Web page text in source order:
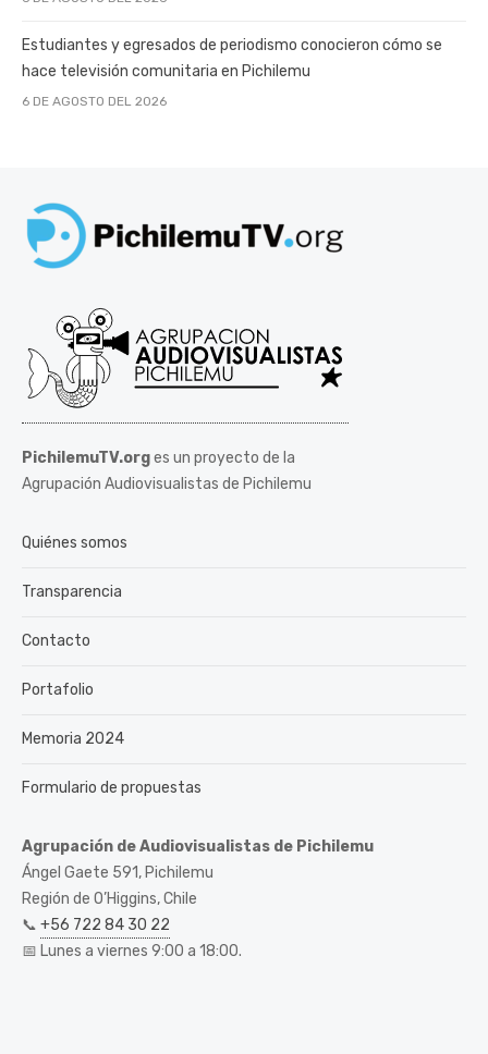
Estudiantes y egresados de periodismo conocieron cómo se
hace televisión comunitaria en Pichilemu
6 DE AGOSTO DEL 2026
PichilemuTV.orges un proyecto de la
Agrupación Audiovisualistas de Pichilemu
Quiénes somos
Transparencia
Contacto
Portafolio
Memoria 2024
Formulario de propuestas
Agrupación de Audiovisualistas de Pichilemu
Ángel Gaete 591, Pichilemu
Región de O’Higgins, Chile
📞 +56 722 84 30 22
📅 Lunes a viernes 9:00 a 18:00.